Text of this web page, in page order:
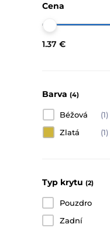
Cena
1.37 €
Barva (4)
Béžová (1)
Zlatá
(1)
Typ krytu (2)
Pouzdro
Zadní